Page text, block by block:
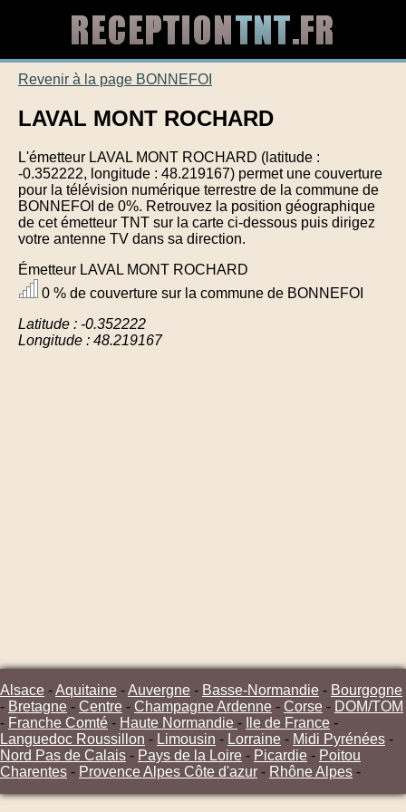
Revenir à la page BONNEFOI
LAVAL MONT ROCHARD
L'émetteur LAVAL MONT ROCHARD (latitude :
-0.352222, longitude : 48.219167) permet une couverture
pour la télévision numérique terrestre de la commune de
BONNEFOI de 0%. Retrouvez la position géographique
de cet émetteur TNT sur la carte ci-dessous puis dirigez
votre antenne TV dans sa direction.
Émetteur LAVAL MONT ROCHARD
0 % de couverture sur la commune de BONNEFOI
Latitude : -0.352222
Longitude : 48.219167
Alsace -Aquitaine -Auvergne - Basse-Normandie - Bourgogne
- Bretagne - Centre - Champagne Ardenne - Corse - DOM/TOM
- Franche Comté - Haute Normandie - Ile de France -
Languedoc Roussillon - Limousin - Lorraine - Midi Pyrénées -
Nord Pas de Calais - Pays de la Loire - Picardie - Poitou
Charentes - Provence Alpes Côte d'azur - Rhône Alpes -